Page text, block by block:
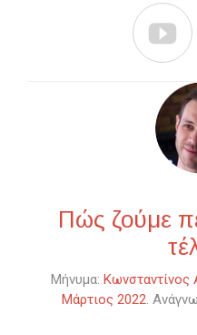

Πώς ζούμε
Μήνυμα: Κωνσταντίνος
Μάρτιος 2022.